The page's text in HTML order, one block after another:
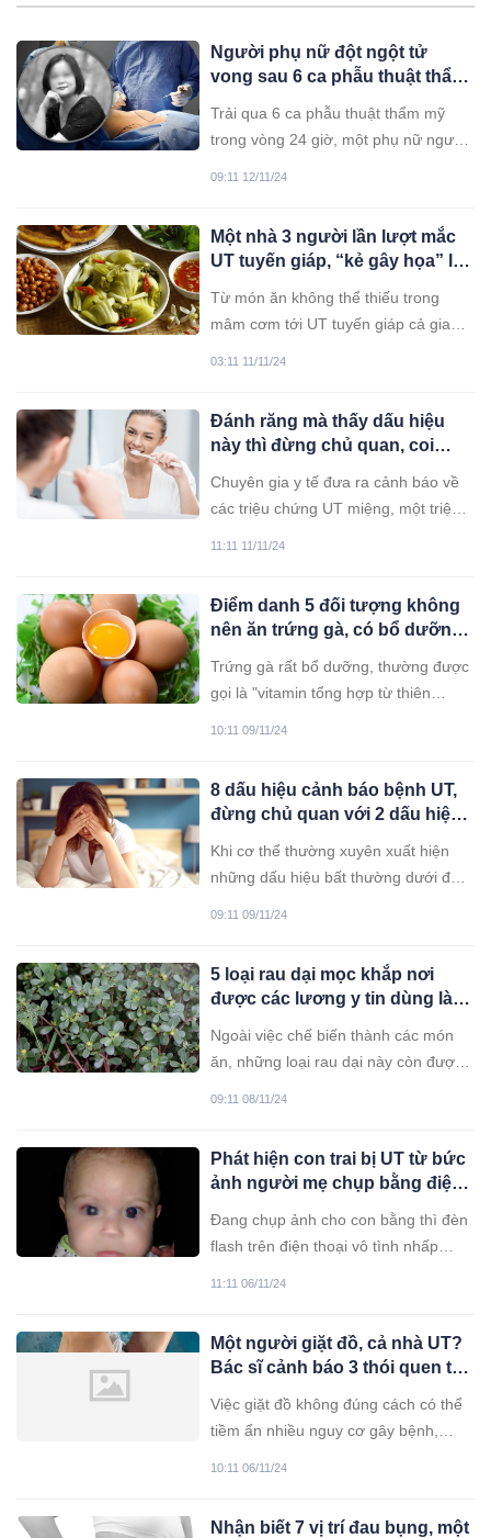
Người phụ nữ đột ngột tử
vong sau 6 ca phẫu thuật thẩm
Trải qua 6 ca phẫu thuật thẩm mỹ
trong vòng 24 giờ, một phụ nữ người
09:11 12/11/24
Một nhà 3 người lần lượt mắc
UT tuyến giáp, “kẻ gây họa” lại
cơm người Việt
Từ món ăn không thể thiếu trong
mâm cơm tới UT tuyến giáp cả gia
03:11 11/11/24
Đánh răng mà thấy dấu hiệu
này thì đừng chủ quan, coi
Chuyên gia y tế đưa ra cảnh báo về
các triệu chứng UT miệng, một triệu
11:11 11/11/24
Điểm danh 5 đối tượng không
nên ăn trứng gà, có bổ dưỡng
vào
Trứng gà rất bổ dưỡng, thường được
gọi là "vitamin tổng hợp từ thiên
khỏe.
10:11 09/11/24
8 dấu hiệu cảnh báo bệnh UT,
đừng chủ quan với 2 dấu hiệu
Khi cơ thể thường xuyên xuất hiện
những dấu hiệu bất thường dưới đây,
09:11 09/11/24
5 loại rau dại mọc khắp nơi
được các lương y tin dùng làm
Ngoài việc chế biến thành các món
ăn, những loại rau dại này còn được
09:11 08/11/24
Phát hiện con trai bị UT từ bức
ảnh người mẹ chụp bằng điện
Đang chụp ảnh cho con bằng thì đèn
flash trên điện thoại vô tình nhấp
11:11 06/11/24
Một người giặt đồ, cả nhà UT?
Bác sĩ cảnh báo 3 thói quen tai
khỏe
Việc giặt đồ không đúng cách có thể
tiềm ẩn nhiều nguy cơ gây bệnh,
10:11 06/11/24
Nhận biết 7 vị trí đau bụng, một